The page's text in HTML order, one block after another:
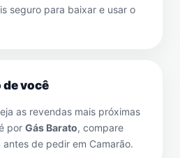
seguro para baixar e usar o
de você
as revendas mais próximas
por Gás Barato, compare
de pedir em Camarão.